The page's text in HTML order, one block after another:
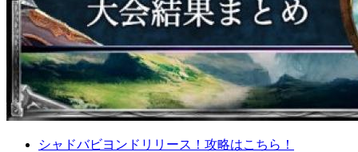
シャドバビヨンドリリース！攻略はこちら！